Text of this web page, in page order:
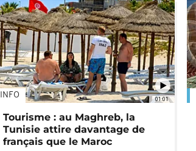
01:01
INFO
Tourisme : au Maghreb, la
Tunisie attire davantage de
français que le Maroc